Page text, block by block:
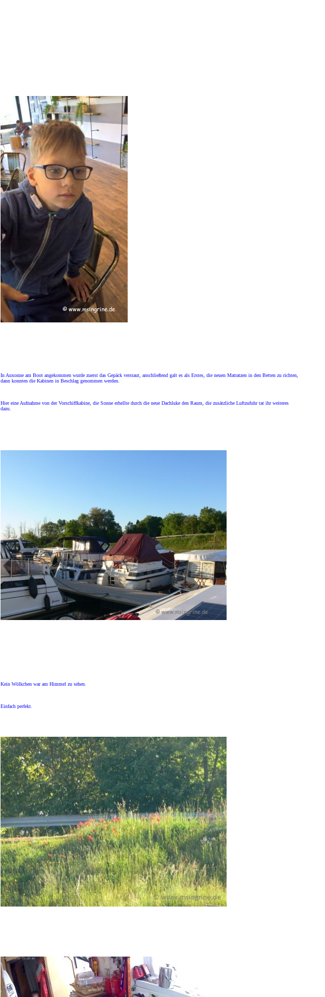
In Auxonne am Boot angekommen wurde zuerst das Gepäck verstaut, anschließend galt es als Erstes, die neuen Matratzen in den Betten zu richten,
dann konnten die Kabinen in Beschlag genommen werden.
Hier eine Aufnahme von der Vorschiffkabine, die Sonne erhellte durch die neue Dachluke den Raum, die zusätzliche Luftzufuhr tat ihr weiteres
dazu.
Kein Wölkchen war am Himmel zu sehen.
Einfach perfekt.